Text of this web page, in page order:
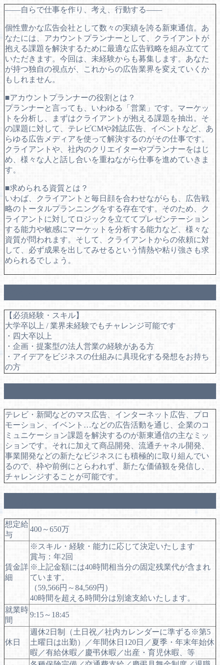
――自らで仕事を作り、考え、行動する――
個性豊かな広告会社として数々の実績を誇る新東通信。あ
なたには、アカウントプランナーとして、クライアントが
抱える課題を解決するために最適な広告戦略を組み立てて
いただきます。今回は、未経験からも募集します。あなた
が持つ独自の視点が、これからの広告業界を変えていくか
もしれません。
■アカウントプランナーの役割とは？
プランナーと言っても、いわゆる「営業」です。マーケッ
トを分析し、まずはクライアントが抱える課題を抽出。そ
の課題に対して、テレビCMや雑誌広告、イベントなど、あ
らゆる広告メディアを使って解決するのがその仕事です。
クライアントや、社内のクリエイターやプランナーをはじ
め、様々な人と話し合いを重ねながら仕事を進めていきま
す。
■求められる資質とは？
いわば、クライアントと毎日顔を合わせながらも、広告戦
略のトータルプランニングをする存在です。そのため、ク
ライアントに対してロジックを立ててプレゼンテーション
する能力や敏感にマーケットを分析する能力など、様々な
資質が問われます。そして、クライアントからの依頼に対
して、必ず成果を出してみせるという情熱や粘り強さも求
められるでしょう。
【必須経験・スキル】
大学卒以上 / 業界未経験でもチャレンジ可能です
・四大卒以上
・企画・提案型の法人営業の経験がある方
・アイデアをビジネスの仕組みに具現化する発想をお持ち
の方
テレビ・新聞などのマス広告、インターネット広告、プロ
モーション、イベント…などの広告活動を通じ、企業のコ
ミュニケーション課題を解決するのが新東通信の主なミッ
ションです。それに加えて商品開発、流通チャネル開発、
事業開発などの新たなビジネスにも積極的に取り組んでい
るので、枠や前例にとらわれず、新たな価値観を発信し、
チャレンジすることが可能です。
想定給
与
400～650万
賃金詳
細
※スキル・経験・能力に応じて決定いたします
賞与：年2回
※上記金額には40時間相当分の固定残業代が含まれ
ています。
（59,566円～84,569円）
40時間を超える時間分は別途支給いたします。
就業時
間
9:15～18:45
休日
週休2日制（土日祝／社内カレンダーに準ずる※第5
土曜日は出勤）／年間休日120日／夏季・年末年始休
暇／有給休暇／慶弔休暇／出産・育児休暇、等